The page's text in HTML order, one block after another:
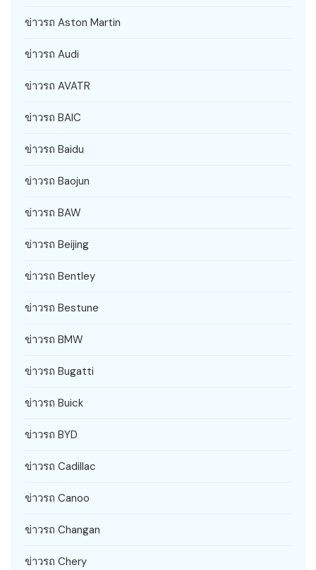
ข่าวรถ Aston Martin
ข่าวรถ Audi
ข่าวรถ AVATR
ข่าวรถ BAIC
ข่าวรถ Baidu
ข่าวรถ Baojun
ข่าวรถ BAW
ข่าวรถ Beijing
ข่าวรถ Bentley
ข่าวรถ Bestune
ข่าวรถ BMW
ข่าวรถ Bugatti
ข่าวรถ Buick
ข่าวรถ BYD
ข่าวรถ Cadillac
ข่าวรถ Canoo
ข่าวรถ Changan
ข่าวรถ Chery